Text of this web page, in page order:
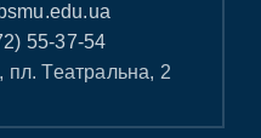
55-37-54
пл. Театральна, 2